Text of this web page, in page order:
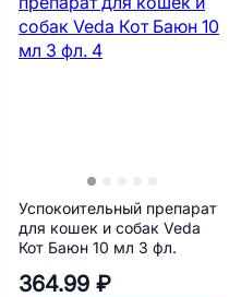
Успокоительный препарат
для кошек и собак Veda
Кот Баюн 10 мл 3 фл.
364.99 ₽